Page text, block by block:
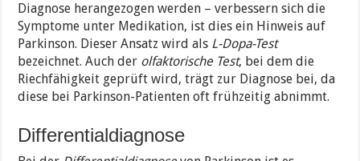
Diagnose herangezogen werden – verbessern sich die
Symptome unter Medikation, ist dies ein Hinweis auf
Parkinson. Dieser Ansatz wird als L-Dopa-Test
bezeichnet. Auch der olfaktorische Test, bei dem die
Riechfähigkeit geprüft wird, trägt zur Diagnose bei, da
diese bei Parkinson-Patienten oft frühzeitig abnimmt.
Differentialdiagnose